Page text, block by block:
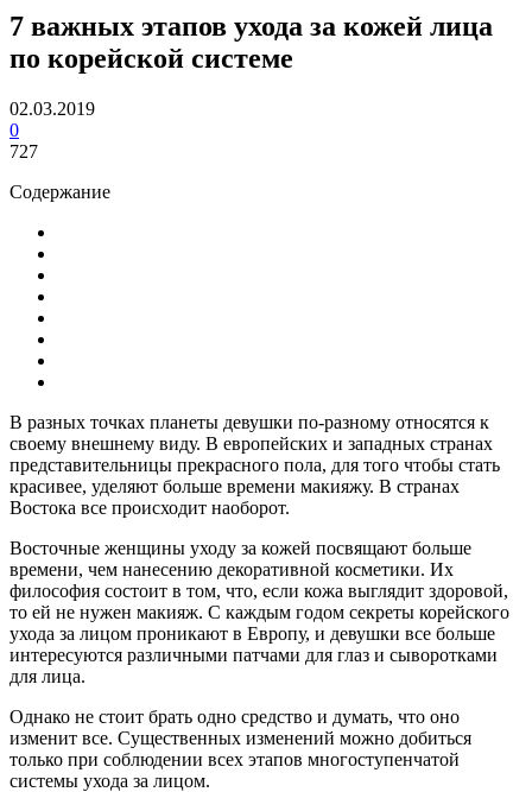
7 важных этапов ухода за кожей лица
по корейской системе
02.03.2019
0
727
Содержание
В разных точках планеты девушки по-разному относятся к
своему внешнему виду. В европейских и западных странах
представительницы прекрасного пола, для того чтобы стать
красивее, уделяют больше времени макияжу. В странах
Востока все происходит наоборот.
Восточные женщины уходу за кожей посвящают больше
времени, чем нанесению декоративной косметики. Их
философия состоит в том, что, если кожа выглядит здоровой,
то ей не нужен макияж. С каждым годом секреты корейского
ухода за лицом проникают в Европу, и девушки все больше
интересуются различными патчами для глаз и сыворотками
для лица.
Однако не стоит брать одно средство и думать, что оно
изменит все. Существенных изменений можно добиться
только при соблюдении всех этапов многоступенчатой
системы ухода за лицом.